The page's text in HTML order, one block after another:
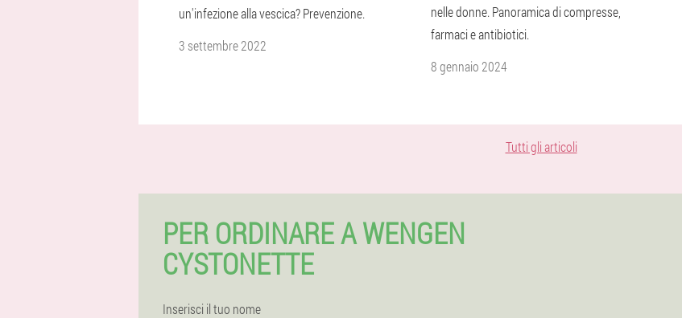
un'infezione alla vescica? Prevenzione.
3 settembre 2022
nelle donne. Panoramica di compresse,
farmaci e antibiotici.
8 gennaio 2024
Tutti gli articoli
PER ORDINARE A WENGEN
CYSTONETTE
Inserisci il tuo nome